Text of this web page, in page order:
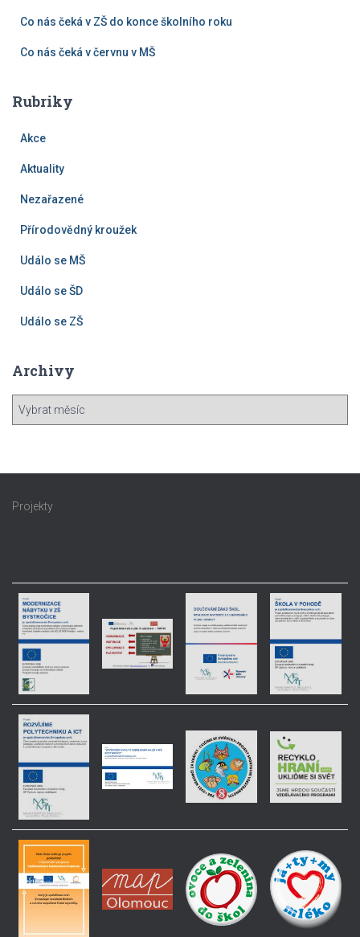
Co nás čeká v ZŠ do konce školního roku
Co nás čeká v červnu v MŠ
Rubriky
Akce
Aktuality
Nezařazené
Přírodovědný kroužek
Událo se MŠ
Událo se ŠD
Událo se ZŠ
Archivy
i
yProjekty